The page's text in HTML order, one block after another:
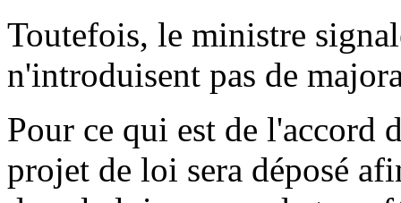
Toutefois, le ministre
n'introduisent pas de
Pour ce qui est de l'accord
projet de loi sera déposé